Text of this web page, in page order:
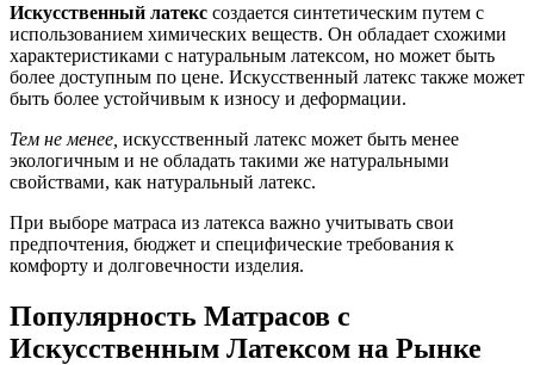
Искусственный латекс создается синтетическим путем с
использованием химических веществ. Он обладает схожими
характеристиками с натуральным латексом, но может быть
более доступным по цене. Искусственный латекс также может
быть более устойчивым к износу и деформации.
Тем не менее, искусственный латекс может быть менее
экологичным и не обладать такими же натуральными
свойствами, как натуральный латекс.
При выборе матраса из латекса важно учитывать свои
предпочтения, бюджет и специфические требования к
комфорту и долговечности изделия.
Популярность Матрасов с
Искусственным Латексом на Рынке